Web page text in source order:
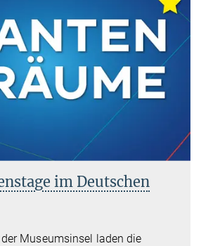
im Deutschen
Museumsinsel laden die